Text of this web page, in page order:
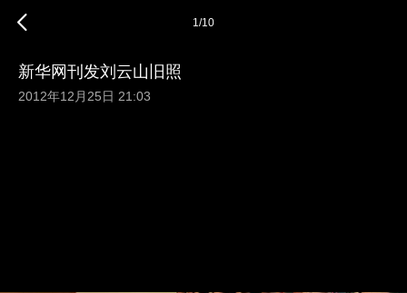
1/10
新华网刊发刘云山旧照
2012年12月25日 21:03